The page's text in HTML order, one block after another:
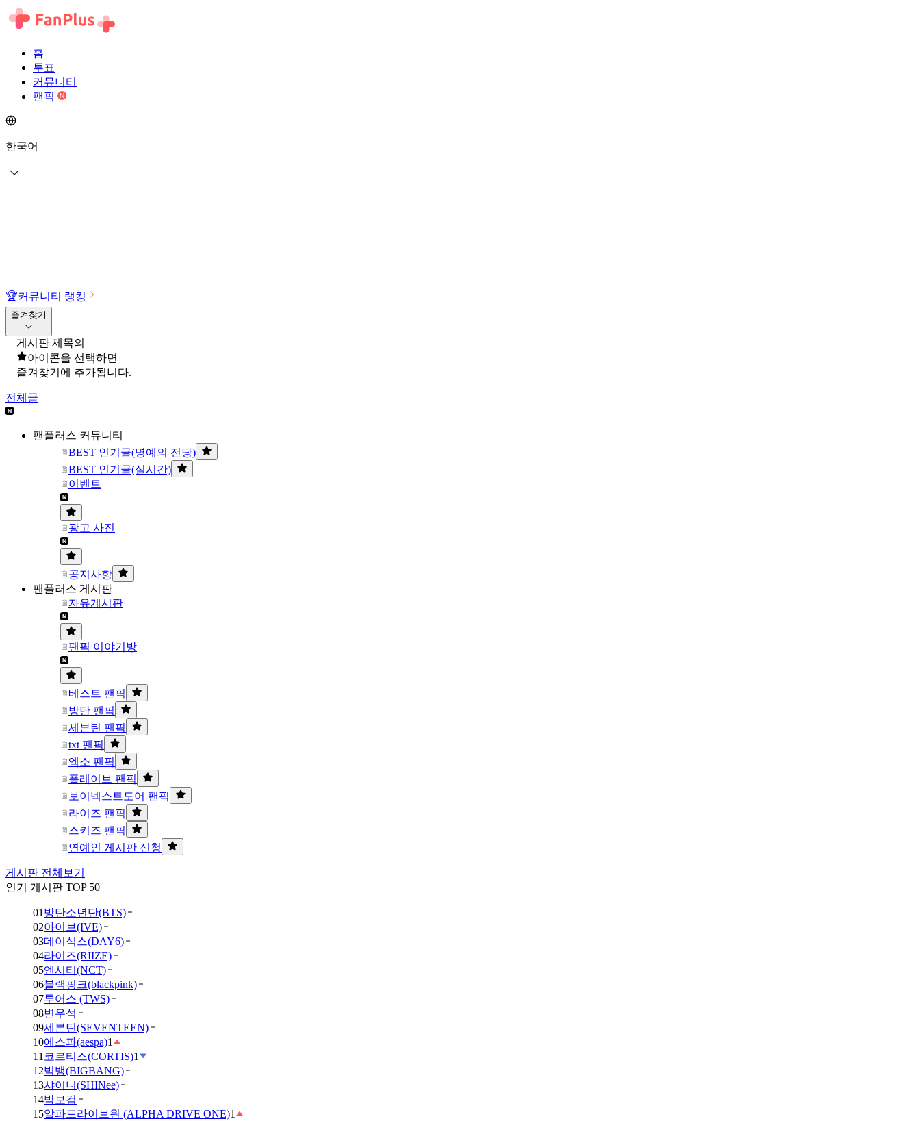
홈
투표
커뮤니티
팬픽
한국어
🏆커뮤니티 랭킹
즐겨찾기
게시판 제목의
아이콘을 선택하면
즐겨찾기에 추가됩니다.
전체글
팬플러스 커뮤니티
BEST 인기글(명예의 전당)
BEST 인기글(실시간)
이벤트
광고 사진
공지사항
팬플러스 게시판
자유게시판
팬픽 이야기방
베스트 팬픽
방탄 팬픽
세븐틴 팬픽
txt 팬픽
엑소 팬픽
플레이브 팬픽
보이넥스트도어 팬픽
라이즈 팬픽
스키즈 팬픽
연예인 게시판 신청
게시판 전체보기
인기 게시판 TOP 50
01 방탄소년단(BTS)
02아이브(IVE)
03데이식스(DAY6)
04라이즈(RIIZE)
05엔시티(NCT)
06블랙핑크(blackpink)
07투어스 (TWS)
08변우석
09세븐틴(SEVENTEEN)
10에스파(aespa)1
11 코르티스(CORTIS)1
12빅뱅(BIGBANG)
13샤이니(SHINee)
14박보검
15알파드라이브원 (ALPHA DRIVE ONE)1